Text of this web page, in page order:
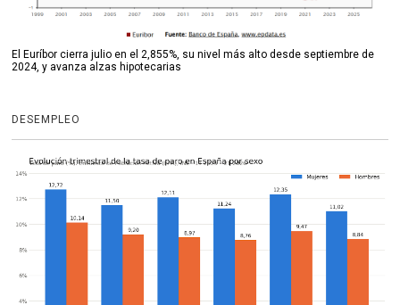
El Euríbor cierra julio en el 2,855%, su nivel más alto desde septiembre de
2024, y avanza alzas hipotecarias
DESEMPLEO